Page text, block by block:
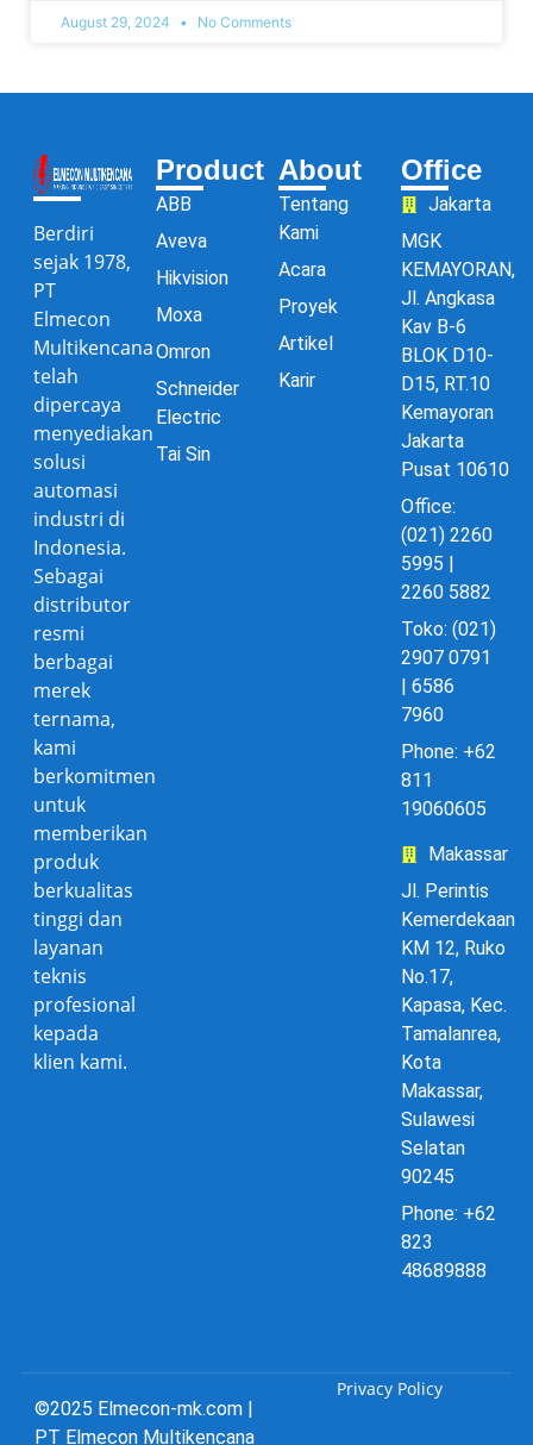
August 29, 2024 No Comments
Berdiri
sejak 1978,
PT
Elmecon
Multikencana
telah
dipercaya
menyediakan
solusi
automasi
industri di
Indonesia.
Sebagai
distributor
resmi
berbagai
merek
ternama,
kami
berkomitmen
untuk
memberikan
produk
berkualitas
tinggi dan
layanan
teknis
profesional
kepada
klien kami.
Product
ABB
Aveva
Hikvision
Moxa
Omron
Schneider
Electric
Tai Sin
About
Tentang
Kami
Acara
Proyek
Artikel
Karir
Office
Jakarta
MGK
KEMAYORAN,
Jl. Angkasa
Kav B-6
BLOK D10-
D15, RT.10
Kemayoran
Jakarta
Pusat 10610
Office:
(021) 2260
5995 |
2260 5882
Toko: (021)
2907 0791
| 6586
7960
Phone: +62
811
19060605
Makassar
Jl. Perintis
Kemerdekaan
KM 12, Ruko
No.17,
Kapasa, Kec.
Tamalanrea,
Kota
Makassar,
Sulawesi
Selatan
90245
Phone: +62
823
48689888
©2025 Elmecon-mk.com |
PT Elmecon Multikencana
Privacy Policy